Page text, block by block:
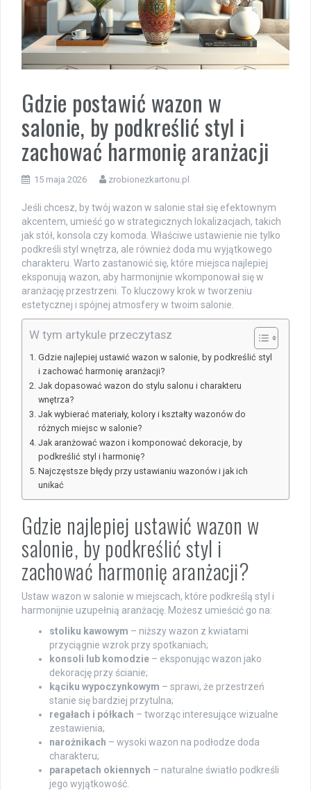
Gdzie postawić wazon w
salonie, by podkreślić styl i
zachować harmonię aranżacji
15 maja 2026 zrobionezkartonu.pl
Jeśli chcesz, by twój wazon w salonie stał się efektownym
akcentem, umieść go w strategicznych lokalizacjach, takich
jak stół, konsola czy komoda. Właściwe ustawienie nie tylko
podkreśli styl wnętrza, ale również doda mu wyjątkowego
charakteru. Warto zastanowić się, które miejsca najlepiej
eksponują wazon, aby harmonijnie wkomponował się w
aranżację przestrzeni. To kluczowy krok w tworzeniu
estetycznej i spójnej atmosfery w twoim salonie.
W tym artykule przeczytasz
Gdzie najlepiej ustawić wazon w salonie, by podkreślić styl
i zachować harmonię aranżacji?
Jak dopasować wazon do stylu salonu i charakteru
wnętrza?
Jak wybierać materiały, kolory i kształty wazonów do
różnych miejsc w salonie?
Jak aranżować wazon i komponować dekoracje, by
podkreślić styl i harmonię?
Najczęstsze błędy przy ustawianiu wazonów i jak ich
unikać
Gdzie najlepiej ustawić wazon w
salonie, by podkreślić styl i
zachować harmonię aranżacji?
Ustaw wazon w salonie w miejscach, które podkreślą styl i
harmonijnie uzupełnią aranżację. Możesz umieścić go na:
stoliku kawowym – niższy wazon z kwiatami
przyciągnie wzrok przy spotkaniach;
konsoli lub komodzie – eksponując wazon jako
dekorację przy ścianie;
kąciku wypoczynkowym – sprawi, że przestrzeń
stanie się bardziej przytulna;
regałach i półkach – tworząc interesujące wizualne
zestawienia;
narożnikach – wysoki wazon na podłodze doda
charakteru;
parapetach okiennych – naturalne światło podkreśli
jego wyjątkowość.